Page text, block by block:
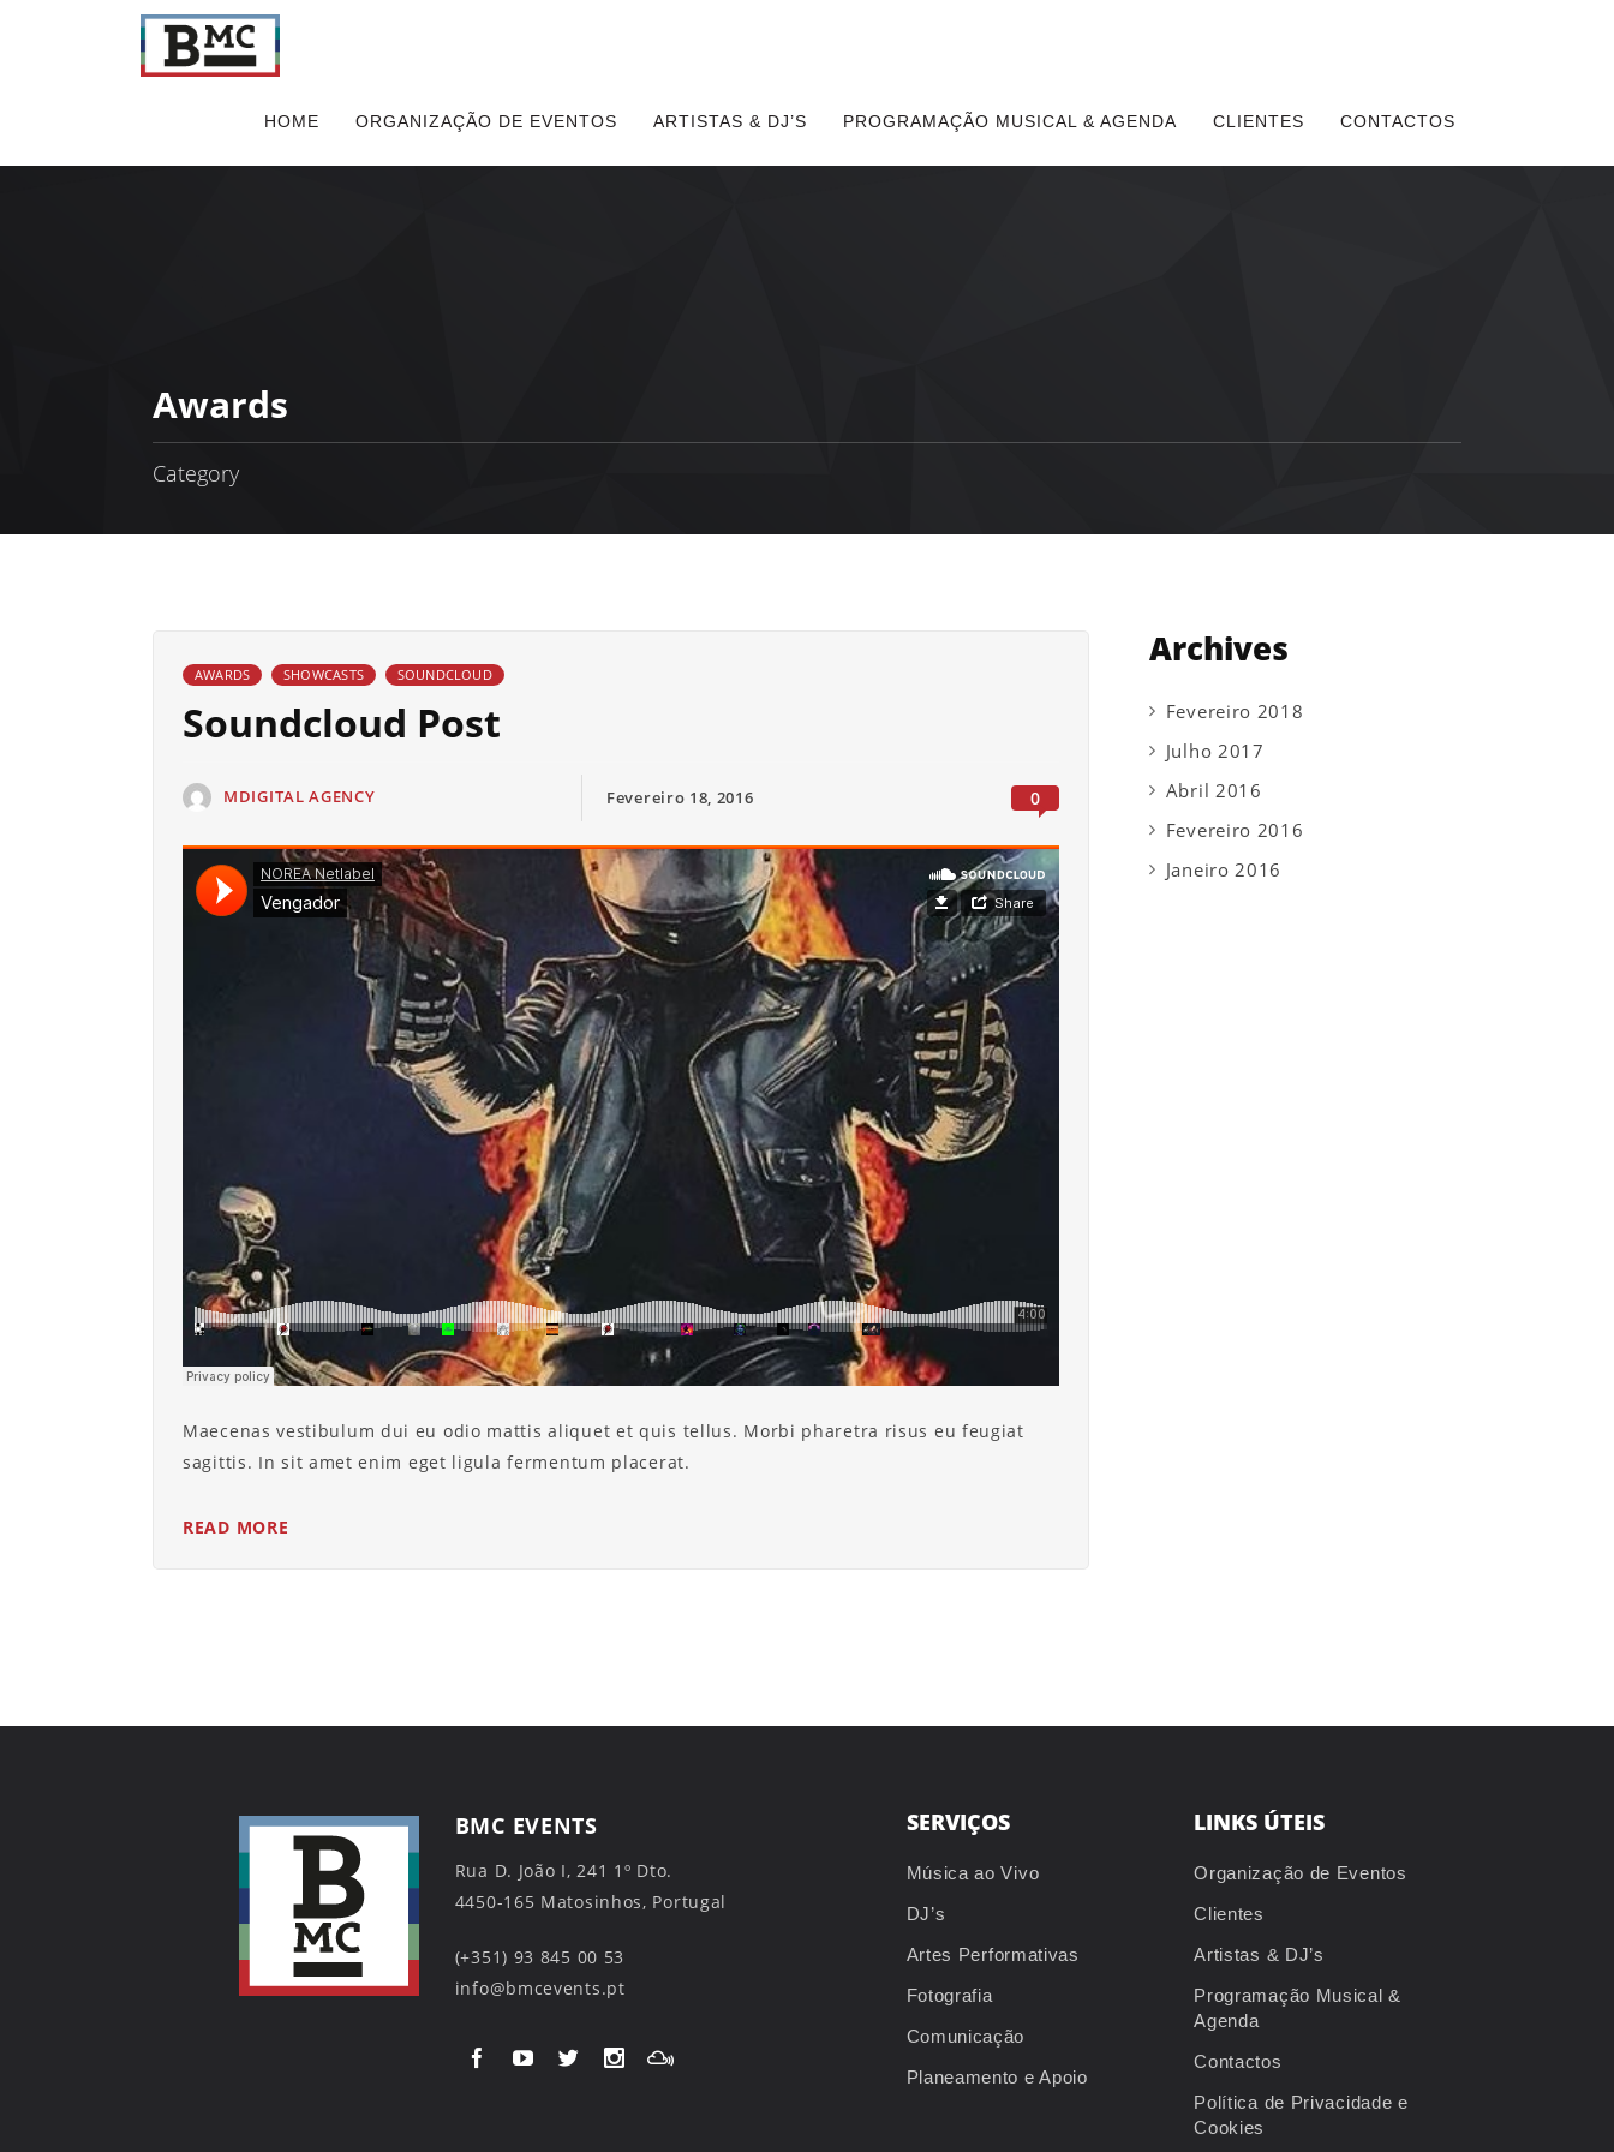
HOME ORGANIZAÇÃO DE EVENTOS ARTISTAS & DJ’S PROGRAMAÇÃO MUSICAL & AGENDA CLIENTES CONTACTOS
Awards
Category
AWARDS SHOWCASTS SOUNDCLOUD
Soundcloud Post
MDIGITAL AGENCY Fevereiro 18, 2016 0
Maecenas vestibulum dui eu odio mattis aliquet et quis tellus. Morbi pharetra risus eu feugiat
sagittis. In sit amet enim eget ligula fermentum placerat.
READ MORE
Archives
Fevereiro 2018
Julho 2017
Abril 2016
Fevereiro 2016
Janeiro 2016
BMC EVENTS
Rua D. João I, 241 1º Dto.
4450-165 Matosinhos, Portugal
(+351) 93 845 00 53
info@bmcevents.pt
SERVIÇOS
Música ao Vivo
DJ’s
Artes Performativas
Fotografia
Comunicação
Planeamento e Apoio
LINKS ÚTEIS
Organização de Eventos
Clientes
Artistas & DJ’s
Programação Musical &
Agenda
Contactos
Política de Privacidade e
Cookies